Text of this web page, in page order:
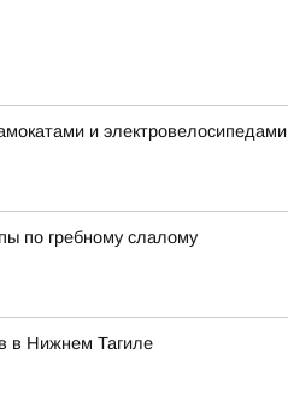
и электровелосипедами
по гребному слалому
в Нижнем Тагиле